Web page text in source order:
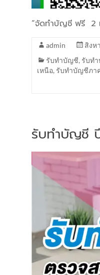
“จัดทำบัญชี ฟรี 2
admin
สิงห
รับทำบัญชี, รับท
เหนือ, รับทำบัญชีภา
รับทำบัญชี